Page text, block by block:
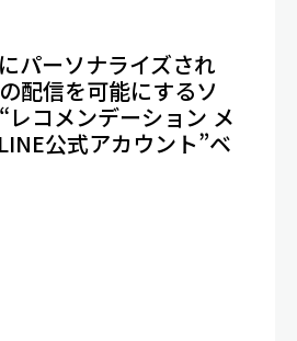
パーソナライズされ
配信を可能にするソ
レコメンデーション メ
公式アカウント”ベ